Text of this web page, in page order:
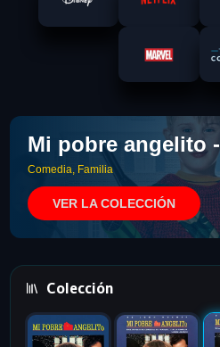
Mi pobre angelito
Comedia, Familia
VER LA COLECCIÓN
Colección